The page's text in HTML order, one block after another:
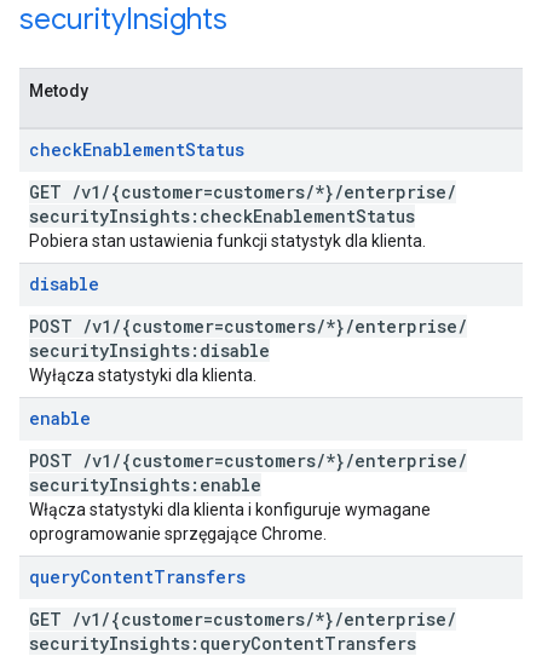
securityInsights
Metody
checkEnablementStatus
GET /v1 /{customer=customers/*}/enterprise/
securityInsights:checkEnablementStatus
Pobiera stan ustawienia funkcji statystyk dla klienta.
disable
POST /v1 /{customer=customers/*}/enterprise/
securityInsights:disable
Wyłącza statystyki dla klienta.
enable
POST /v1 /{customer=customers/*}/enterprise/
securityInsights:enable
Włącza statystyki dla klienta i konfiguruje wymagane
oprogramowanie sprzęgające Chrome.
queryContentTransfers
GET /v1 /{customer=customers/*}/enterprise/
securityInsights:queryContentTransfers